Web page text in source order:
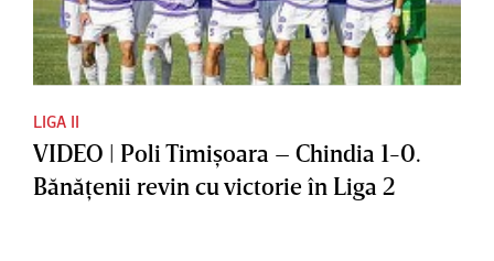
LIGA II
VIDEO | Poli Timişoara – Chindia 1-0.
Bănăţenii revin cu victorie în Liga 2